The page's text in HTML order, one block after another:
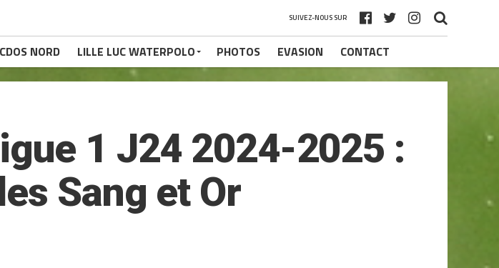
SUIVEZ-NOUS SUR
CDOS NORD LILLE LUC WATERPOLO PHOTOS EVASION CONTACT
1 J24 2024-2025 :
Sang et Or